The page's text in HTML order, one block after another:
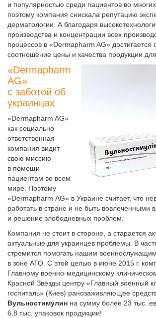
и популярностью среди пациентов во
поэтому компания снискала репутацию
дерматологии. А благодаря
производства и концентрации всех
процессов в «Dermapharm AG» достигается
соотношение цены и качества продукции
«Dermapharm
AG»
с заботой об
украинцах
«Dermapharm AG»
как социально
ответственная
компания видит
свою миссию
в помощи
пациентам во всем
мире. Поэтому
«Dermapharm AG» в Украине считает, что
работать в стране и не быть вовлеченными
и решение злободневных проблем.
Компания не стоит в стороне, а старается
актуальные для украинцев проблемы. В
стремится помогать нашим
в зоне АТО. С этой целью в июне 2015 г.
Главному военно-медицинскому
Красной Звезды центру «Главный военный
госпиталь» (Киев) ранозаживляющее
Вульностимулин на сумму более 23 тыс.
6,8 тыс. упаковок продукции!